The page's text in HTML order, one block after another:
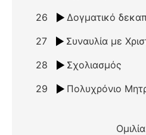
26
27
28 Σχολιασμός
29
Ομιλία